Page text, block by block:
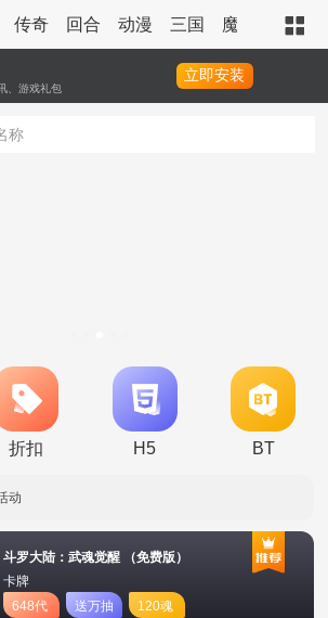
传奇 回合 动漫 三国 魔幻 策略
、游戏礼包
立即安装
折扣 H5 BT
动
充活动
动
换福利
斗罗大陆：武魂觉醒 （免费版）
卡牌
648代
送万抽
120魂